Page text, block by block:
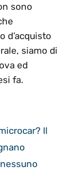
sono
d’acquisto
siamo di
ed
fa.
Il